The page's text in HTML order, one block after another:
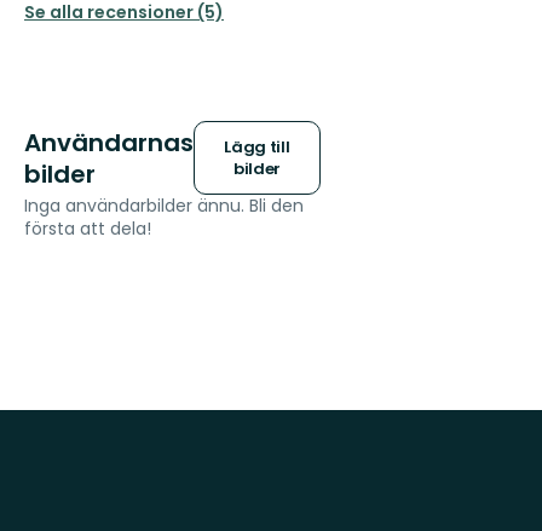
Se alla recensioner (5)
Användarnas
bilder
Lägg till
bilder
Inga användarbilder ännu. Bli den
första att dela!